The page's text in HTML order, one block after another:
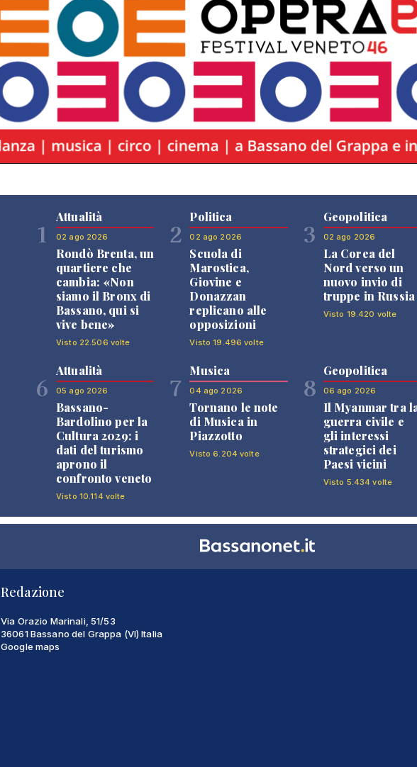
1
Attualità
02 ago 2026
Rondò Brenta, un
quartiere che
cambia: «Non
siamo il Bronx di
Bassano, qui si
vive bene»
Visto 22.506 volte
2
Politica
02 ago 2026
Scuola di
Marostica,
Giovine e
Donazzan
replicano alle
opposizioni
Visto 19.496 volte
3
Geopolitica
02 ago 2026
La Corea del
Nord verso un
nuovo invio di
truppe in Russia
Visto 19.420 volte
6
Attualità
05 ago 2026
Bassano-
Bardolino per la
Cultura 2029: i
dati del turismo
aprono il
confronto veneto
Visto 10.114 volte
7
Musica
04 ago 2026
Tornano le note
di Musica in
Piazzotto
Visto 6.204 volte
8
Geopolitica
06 ago 2026
Il Myanmar tra
guerra civile e
gli interessi
strategici dei
Paesi vicini
Visto 5.434 volte
Redazione
Via Orazio Marinali, 51/53
36061 Bassano del Grappa (VI) Italia
Google maps